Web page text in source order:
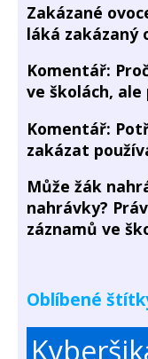
Zakázané
láká zakázaný
Komentář:
ve školách, ale
Komentář:
zakázat
Může žák
nahrávky?
záznamů ve
Oblíbené